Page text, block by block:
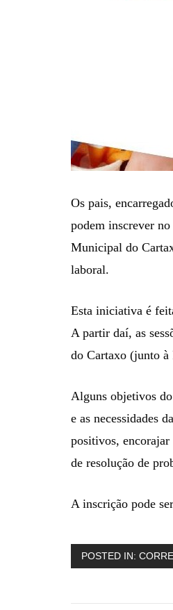
Os pais,
podem inscrever
Municipal do
laboral.
Esta iniciativa é
A partir daí, as
do Cartaxo (junto à
Alguns objetivos do
e as necessidades
positivos,
de resolução de
A inscrição pode
POSTED IN: